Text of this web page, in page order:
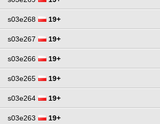
s03e268 19+
s03e267 19+
s03e266 19+
s03e265 19+
s03e264 19+
s03e263 19+